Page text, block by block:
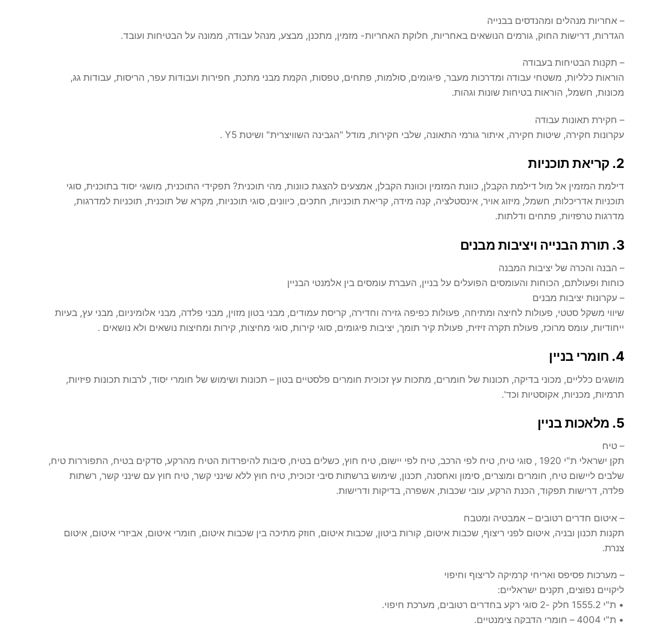
– אחריות מנהלים ומהנדסים בבנייה
הגדרות, דרישות החוק, גורמים הנושאים באחריות, חלוקת האחריות- מזמין, מתכנן, מבצע, מנהל עבודה, ממונה על הבטיחות ועובד.
– תקנות הבטיחות בעבודה
הוראות כלליות, משטחי עבודה ומדרכות מעבר, פיגומים, סולמות, פתחים, טפסות, הקמת מבני מתכת, חפירות ועבודות עפר, הריסות, עבודות גג,
מכונות, חשמל, הוראות בטיחות שונות וגהות.
– חקירת תאונות עבודה
עקרונות חקירה, שיטות חקירה, איתור גורמי התאונה, שלבי חקירות, מודל "הגבינה השוויצרית" ושיטת Y5 .
2. קריאת תוכניות
דילמת המזמין אל מול דילמת הקבלן, כוונת המזמין וכוונת הקבלן, אמצעים להצגת כוונות, מהי תוכנית? תפקידי התוכנית, מושגי יסוד בתוכנית, סוגי
תוכניות אדריכלות, חשמל, מיזוג אויר, אינסטלציה, קנה מידה, קריאת תוכניות, חתכים, כיוונים, סוגי תוכניות, מקרא של תוכנית, תוכניות למדרגות,
מדרגות טרפזיות, פתחים ודלתות.
3. תורת הבנייה ויציבות מבנים
– הבנה והכרה של יציבות המבנה
כוחות ופעולתם, הכוחות והעומסים הפועלים על בניין, העברת עומסים בין אלמנטי הבניין
– עקרונות יציבות מבנים
שיווי משקל סטטי, פעולות לחיצה ומתיחה, פעולות כפיפה גזירה וחדירה, קריסת עמודים, מבני בטון מזוין, מבני פלדה, מבני אלומיניום, מבני עץ, בעיות
ייחודיות, עומס מרוכז, פעולת תקרה זיזית, פעולת קיר תומך, יציבות פיגומים, סוגי קירות, סוגי מחיצות, קירות ומחיצות נושאים ולא נושאים .
4. חומרי בניין
מושגים כלליים, מכוני בדיקה, תכונות של חומרים, מתכות עץ זכוכית חומרים פלסטיים בטון – תכונות ושימוש של חומרי יסוד, לרבות תכונות פיזיות,
תרמיות, מכניות, אקוסטיות וכד'.
5. מלאכות בניין
– טיח
תקן ישראלי ת"י 1920 , סוגי טיח, טיח לפי הרכב, טיח לפי יישום, טיח חוץ, כשלים בטיח, סיבות להיפרדות הטיח מהרקע, סדקים בטיח, התפוררות טיח,
שלבים ליישום טיח, חומרים ומוצרים, סימון ואחסנה, תכנון, שימוש ברשתות סיבי זכוכית, טיח חוץ ללא שינני קשר, טיח חוץ עם שינני קשר, רשתות
פלדה, דרישות תפקוד, הכנת הרקע, עובי שכבות, אשפרה, בדיקות ודרישות.
– איטום חדרים רטובים – אמבטיה ומטבח
תקנות תכנון ובניה, איטום לפני ריצוף, שכבות איטום, קורות ביטון, שכבות איטום, חוזק מתיכה בין שכבות איטום, חומרי איטום, אביזרי איטום, איטום
צנרת.
– מערכות פסיפס ואריחי קרמיקה לריצוף וחיפוי
ליקויים נפוצים, תקנים ישראליים:
• ת"י 1555.2 חלק -2 סוגי רקע בחדרים רטובים, מערכת חיפוי.
• ת"י 4004 – חומרי הדבקה צימנטיים.